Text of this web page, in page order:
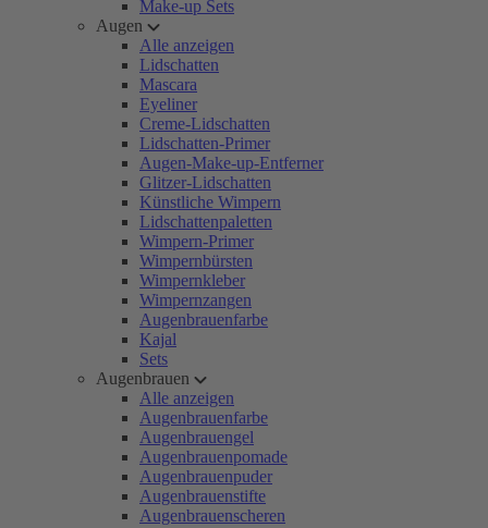
Make-up Sets
Augen
Alle anzeigen
Lidschatten
Mascara
Eyeliner
Creme-Lidschatten
Lidschatten-Primer
Augen-Make-up-Entferner
Glitzer-Lidschatten
Künstliche Wimpern
Lidschattenpaletten
Wimpern-Primer
Wimpernbürsten
Wimpernkleber
Wimpernzangen
Augenbrauenfarbe
Kajal
Sets
Augenbrauen
Alle anzeigen
Augenbrauenfarbe
Augenbrauengel
Augenbrauenpomade
Augenbrauenpuder
Augenbrauenstifte
Augenbrauenscheren